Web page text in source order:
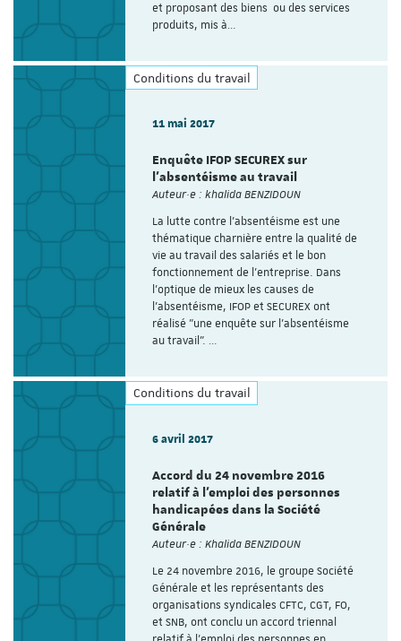
et proposant des biens ou des services
produits, mis à…
Conditions du travail
11 mai 2017
Enquête IFOP SECUREX sur
l'absentéisme au travail
Auteur·e : khalida BENZIDOUN
La lutte contre l'absentéisme est une
thématique charnière entre la qualité de
vie au travail des salariés et le bon
fonctionnement de l'entreprise. Dans
l'optique de mieux les causes de
l'absentéisme, IFOP et SECUREX ont
réalisé "une enquête sur l'absentéisme
au travail". …
Conditions du travail
6 avril 2017
Accord du 24 novembre 2016
relatif à l'emploi des personnes
handicapées dans la Société
Générale
Auteur·e : Khalida BENZIDOUN
Le 24 novembre 2016, le groupe Société
Générale et les représentants des
organisations syndicales CFTC, CGT, FO,
et SNB, ont conclu un accord triennal